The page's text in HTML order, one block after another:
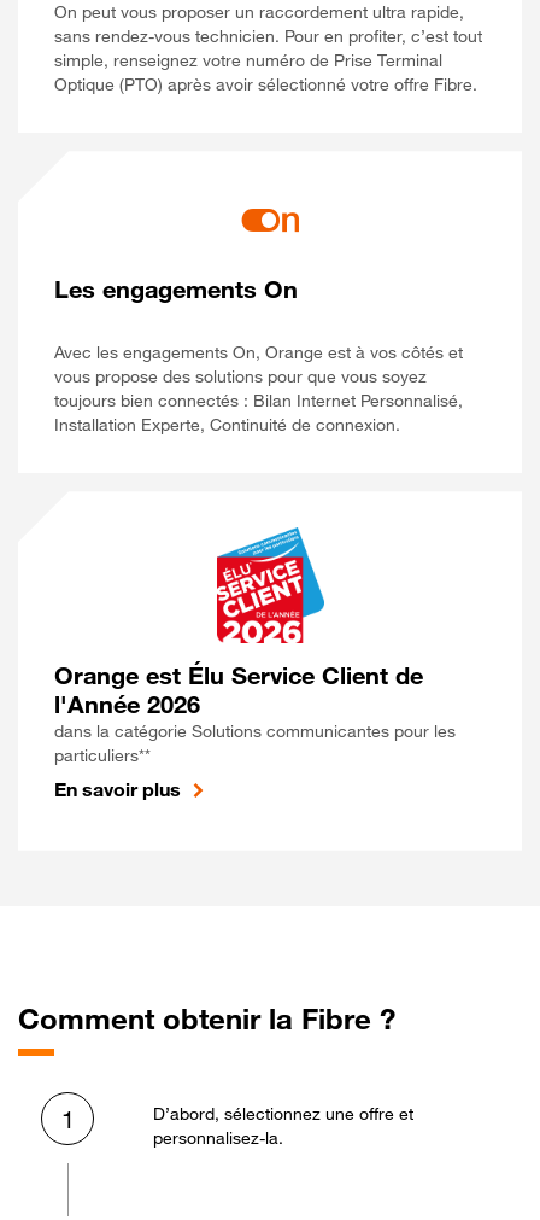
On peut vous proposer un raccordement ultra rapide,
sans rendez-vous technicien. Pour en profiter, c’est tout
simple, renseignez votre numéro de Prise Terminal
Optique (PTO) après avoir sélectionné votre offre Fibre.
Les engagements On
Avec les engagements On, Orange est à vos côtés et
vous propose des solutions pour que vous soyez
toujours bien connectés : Bilan Internet Personnalisé,
Installation Experte, Continuité de connexion.
Orange est Élu Service Client de
l'Année 2026
dans la catégorie Solutions communicantes pour les
particuliers**
En savoir plus
Comment obtenir la Fibre ?
1
D’abord, sélectionnez une offre et
personnalisez-la.